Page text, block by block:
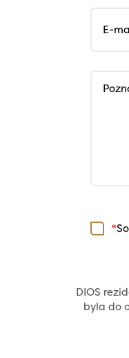
E-
*
DIOS
byla do